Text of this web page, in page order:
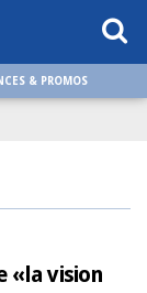
& PROMOS
«la vision